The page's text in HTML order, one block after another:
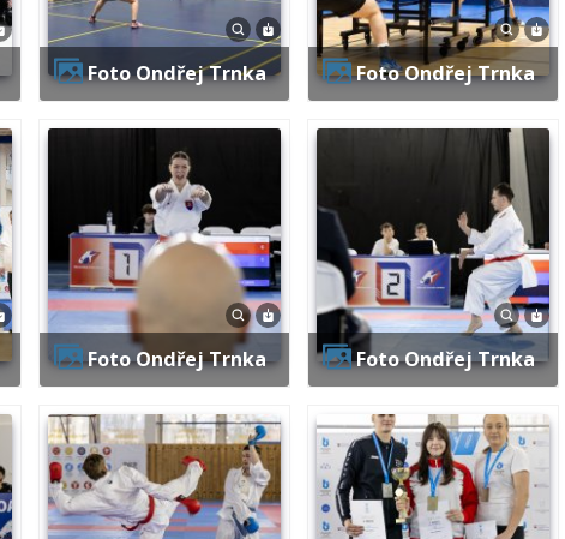
Foto Ondřej Trnka Foto Ondřej Trnka
Foto Ondřej Trnka Foto Ondřej Trnka